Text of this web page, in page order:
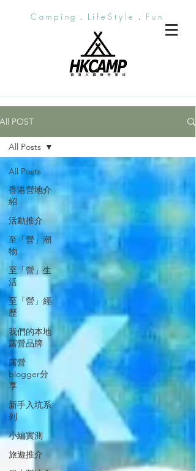
Camping．LifeStyle．Fun
All POST
All Posts
香港營地介
紹
活動推介
至「營」潮
物
至「營」生
活
至「營」經
歷
我們的本地
露營品牌
露營
blogger分
享
新手入坑系
列
小編實測
旅遊推介
All Posts